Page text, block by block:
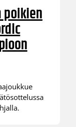
poikien